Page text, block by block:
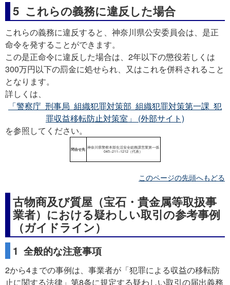
5 これらの義務に違反した場合
これらの義務に違反すると、神奈川県公安委員会は、是正
命令を発することができます。
この是正命令に違反した場合は、2年以下の懲役若しくは
300万円以下の罰金に処せられ、又はこれを併科されること
となります。
詳しくは、
「警察庁 刑事局 組織犯罪対策部 組織犯罪対策第一課 犯
罪収益移転防止対策室」 (外部サイト)
を参照してください。
このページの先頭へもどる
古物商及び質屋（宝石・貴金属等取扱事
業者）における疑わしい取引の参考事例
（ガイドライン）
1 全般的な注意事項
2から4までの事例は、事業者が「犯罪による収益の移転防
止に関する法律」第8条に規定する疑わしい取引の届出義務